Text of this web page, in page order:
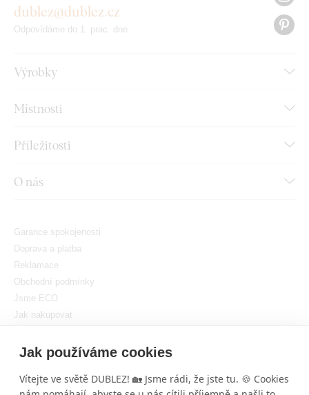
Jak používáme cookies
Vítejte ve světě DUBLEZ! 🏡 Jsme rádi, že jste tu. 🍪 Cookies
Výrobky
Místnosti
Příležitosti
O nás
dublez@dublez.cz
Odpovídáme do 1. prac. dne
Garance spokojenosti
Doprava a platba
Reklamace
Obchodní podmínky
Jsme ECO
Jak nakupovat
Nastavit cookies